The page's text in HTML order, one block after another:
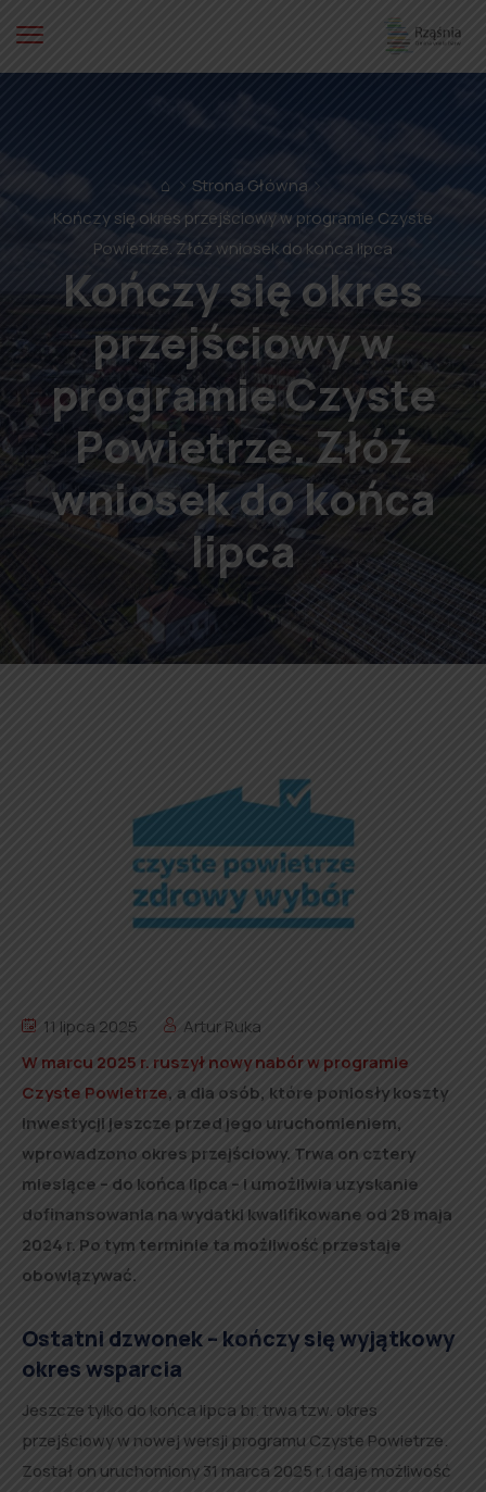
⌂
Strona Główna
Kończy się okres przejściowy w programie Czyste
Powietrze. Złóż wniosek do końca lipca
Kończy się okres
przejściowy w
programie Czyste
Powietrze. Złóż
wniosek do końca
lipca
11 lipca 2025
Artur Ruka
W marcu 2025 r. ruszył nowy nabór w programie
Czyste Powietrze, a dla osób, które poniosły koszty
inwestycji jeszcze przed jego uruchomieniem,
wprowadzono okres przejściowy. Trwa on cztery
miesiące – do końca lipca – i umożliwia uzyskanie
dofinansowania na wydatki kwalifikowane od 28 maja
2024 r. Po tym terminie ta możliwość przestaje
obowiązywać.
Ostatni dzwonek – kończy się wyjątkowy
okres wsparcia
Jeszcze tylko do końca lipca br. trwa tzw. okres
przejściowy w nowej wersji programu Czyste Powietrze.
Został on uruchomiony 31 marca 2025 r. i daje możliwość